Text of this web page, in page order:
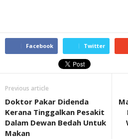
Facebook Twitter
Previous article
Doktor Pakar Didenda
Kerana Tinggalkan Pesakit
Dalam Dewan Bedah Untuk
Makan